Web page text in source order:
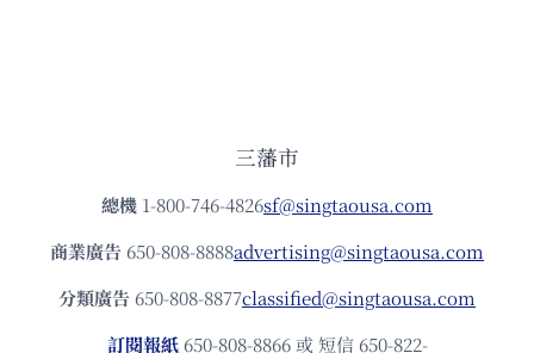
三藩市
總機 1-800-746-4826sf@singtaousa.com
商業廣告 650-808-8888advertising@singtaousa.com
分類廣告 650-808-8877classified@singtaousa.com
訂閱報紙 650-808-8866 或 短信 650-822-